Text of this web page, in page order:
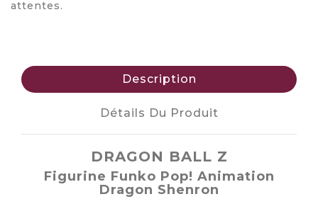
attentes.
Description
Détails Du Produit
DRAGON BALL Z
Figurine Funko Pop! Animation
Dragon Shenron